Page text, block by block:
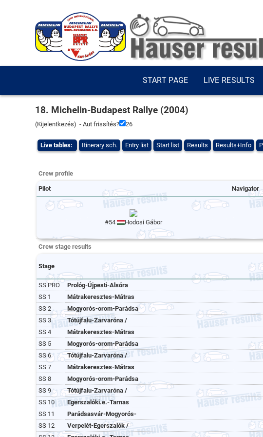
START PAGE LIVE RESULTS
18. Michelin-Budapest Rallye (2004)
(Kijelentkezés) - Aut frissítés? 25
Live tables: Itinerary sch. Entry list Start list Results Results+Info
Crew profile
Pilot Navigator
#54 Hodosi Gábor
Crew stage results
Stage
SS PRO
Prológ-Újpesti-Alsóra
SS 1
Mátrakeresztes-Mátras
SS 2
Mogyorós-orom-Parádsa
SS 3
Tótújfalu-Zarvaróna /
SS 4
Mátrakeresztes-Mátras
SS 5
Mogyorós-orom-Parádsa
SS 6
Tótújfalu-Zarvaróna /
SS 7
Mátrakeresztes-Mátras
SS 8
Mogyorós-orom-Parádsa
SS 9
Tótújfalu-Zarvaróna /
SS 10
Egerszalóki.e.-Tarnas
SS 11
Parádsasvár-Mogyorós-
SS 12
Verpelét-Egerszalók /